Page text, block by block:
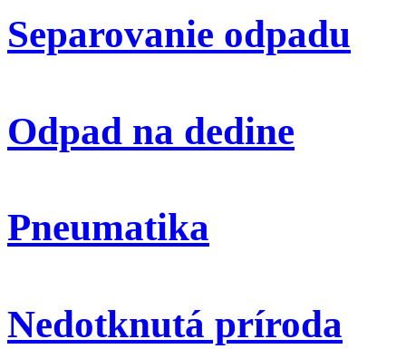
Separovanie odpadu
Odpad na dedine
Pneumatika
Nedotknutá príroda